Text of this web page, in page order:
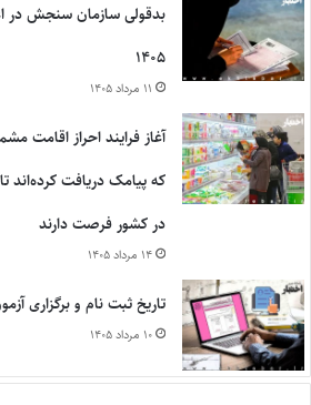
بدقولی سازمان سنجش در
۱۴۰۵
۱۱ مرداد ۱۴۰۵
آغاز فرایند احراز اقامت
که پیامک دریافت کرده‌اند
در کشور فرصت دارند
۱۴ مرداد ۱۴۰۵
تاریخ ثبت نام و برگزاری آزمون
۱۰ مرداد ۱۴۰۵